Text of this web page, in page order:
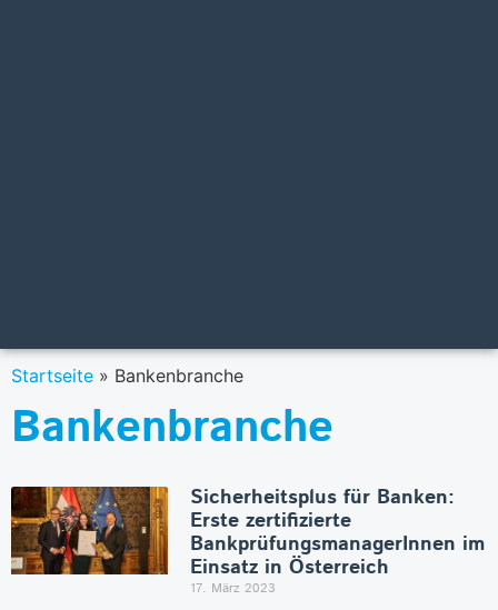
Startseite » Bankenbranche
Bankenbranche
Sicherheitsplus für Banken:
Erste zertifizierte
BankprüfungsmanagerInnen im
Einsatz in Österreich
17. März 2023